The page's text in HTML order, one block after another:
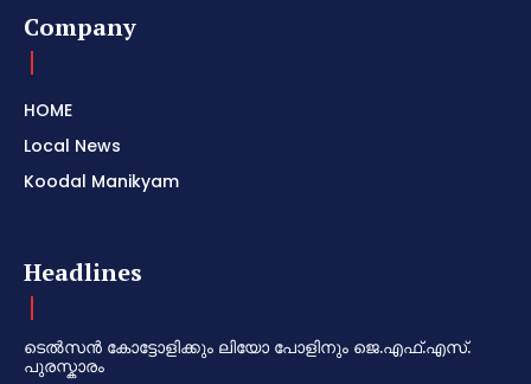
Company
HOME
Local News
Koodal Manikyam
Headlines
ടെൽസൻ കോട്ടോളിക്കും ലിയോ പോളിനും ജെ.എഫ്.എസ്.
പുരസ്കാരം